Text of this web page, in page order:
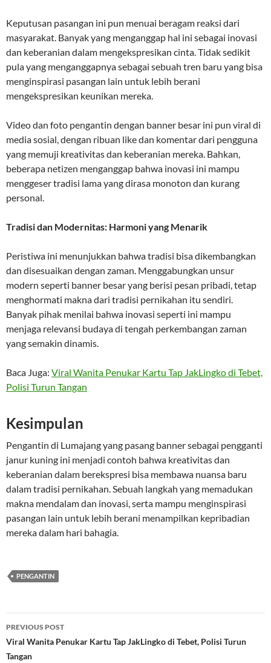
Keputusan pasangan ini pun menuai beragam reaksi dari
masyarakat. Banyak yang menganggap hal ini sebagai inovasi
dan keberanian dalam mengekspresikan cinta. Tidak sedikit
pula yang menganggapnya sebagai sebuah tren baru yang bisa
menginspirasi pasangan lain untuk lebih berani
mengekspresikan keunikan mereka.
Video dan foto pengantin dengan banner besar ini pun viral di
media sosial, dengan ribuan like dan komentar dari pengguna
yang memuji kreativitas dan keberanian mereka. Bahkan,
beberapa netizen menganggap bahwa inovasi ini mampu
menggeser tradisi lama yang dirasa monoton dan kurang
personal.
Tradisi dan Modernitas: Harmoni yang Menarik
Peristiwa ini menunjukkan bahwa tradisi bisa dikembangkan
dan disesuaikan dengan zaman. Menggabungkan unsur
modern seperti banner besar yang berisi pesan pribadi, tetap
menghormati makna dari tradisi pernikahan itu sendiri.
Banyak pihak menilai bahwa inovasi seperti ini mampu
menjaga relevansi budaya di tengah perkembangan zaman
yang semakin dinamis.
Baca Juga: Viral Wanita Penukar Kartu Tap JakLingko di Tebet,
Polisi Turun Tangan
Kesimpulan
Pengantin di Lumajang yang pasang banner sebagai pengganti
janur kuning ini menjadi contoh bahwa kreativitas dan
keberanian dalam berekspresi bisa membawa nuansa baru
dalam tradisi pernikahan. Sebuah langkah yang memadukan
makna mendalam dan inovasi, serta mampu menginspirasi
pasangan lain untuk lebih berani menampilkan kepribadian
mereka dalam hari bahagia.
PENGANTIN
Post
navigation
PREVIOUS POST
Viral Wanita Penukar Kartu Tap JakLingko di Tebet, Polisi Turun
Tangan